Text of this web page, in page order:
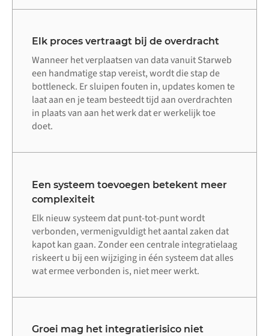
Elk proces vertraagt bij de overdracht
Wanneer het verplaatsen van data vanuit Starweb
een handmatige stap vereist, wordt die stap de
bottleneck. Er sluipen fouten in, updates komen te
laat aan en je team besteedt tijd aan overdrachten
in plaats van aan het werk dat er werkelijk toe
doet.
Een systeem toevoegen betekent meer
complexiteit
Elk nieuw systeem dat punt-tot-punt wordt
verbonden, vermenigvuldigt het aantal zaken dat
kapot kan gaan. Zonder een centrale integratielaag
riskeert u bij een wijziging in één systeem dat alles
wat ermee verbonden is, niet meer werkt.
Groei mag het integratierisico niet